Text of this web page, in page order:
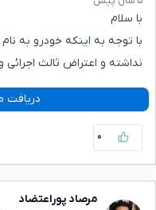
با سلام
با توجه به اینکه خودرو به
نداشته و اعتراض ثالث
دریافت
۰
مرصاد پوراعتضاد